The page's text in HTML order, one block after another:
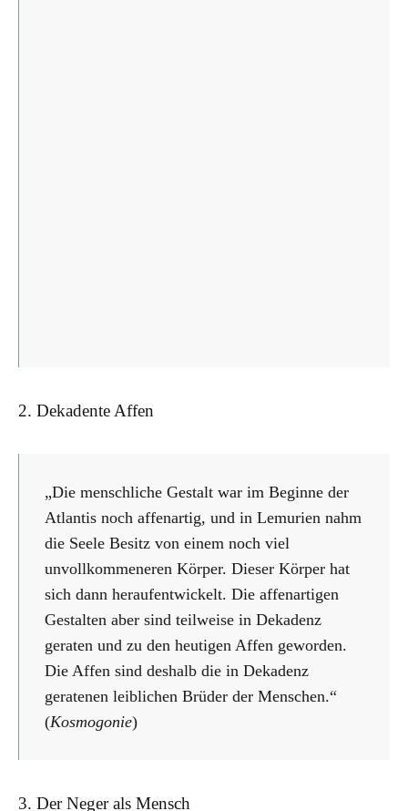
2. Dekadente Affen
„Die menschliche Gestalt war im Beginne der
Atlantis noch affenartig, und in Lemurien nahm
die Seele Besitz von einem noch viel
unvollkommeneren Körper. Dieser Körper hat
sich dann heraufentwickelt. Die affenartigen
Gestalten aber sind teilweise in Dekadenz
geraten und zu den heutigen Affen geworden.
Die Affen sind deshalb die in Dekadenz
geratenen leiblichen Brüder der Menschen.“
(Kosmogonie)
3. Der Neger als Mensch